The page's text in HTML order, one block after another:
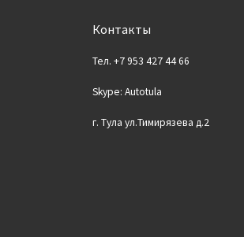
Контакты
Тел. +7 953 427 44 66
Skype: Autotula
г. Тула ул.Тимирязева д.2